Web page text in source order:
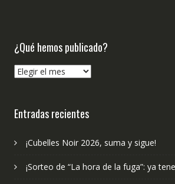
¿Qué hemos publicado?
¿Qué
Entradas recientes
¡Cubelles Noir 2026, suma y sigue!
¡Sorteo de “La hora de la fuga”: ya